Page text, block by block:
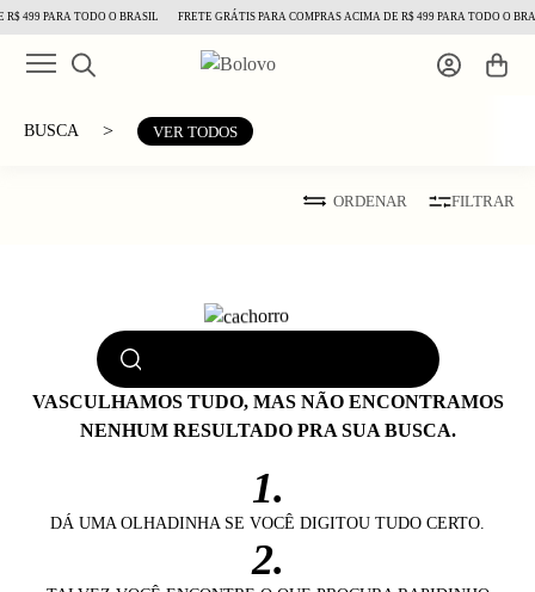
499 PARA TODO O BRASIL FRETE GRÁTIS PARA COMPRAS ACIMA DE R$ 499 PARA TODO O
BUSCA > VER TODOS
ORDENAR FILTRAR
VASCULHAMOS TUDO, MAS NÃO ENCONTRAMOS
NENHUM RESULTADO PRA SUA BUSCA.
1.
DÁ UMA OLHADINHA SE VOCÊ DIGITOU TUDO CERTO.
2.